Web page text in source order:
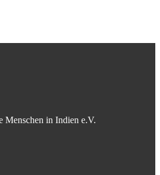
Menschen in Indien e.V.